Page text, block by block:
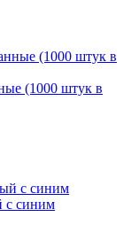
(1000 штук в
с синим